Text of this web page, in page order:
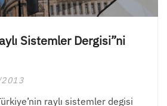
Sistemler Dergisi”ni
raylı sistemler degisi